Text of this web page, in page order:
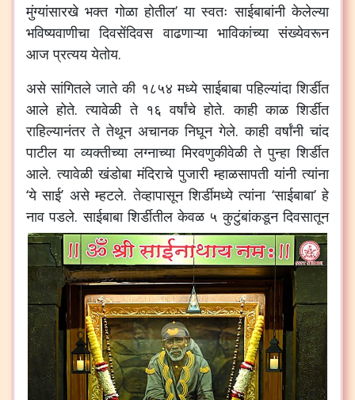
मुंग्यांसारखे भक्त गोळा होतील’ या स्वतः साईबाबांनी केलेल्या
भविष्यवाणीचा दिवसेंदिवस वाढणाऱ्या भाविकांच्या संख्येवरून
आज प्रत्यय येतोय.
असे सांगितले जाते की १८५४ मध्ये साईबाबा पहिल्यांदा शिर्डीत
आले होते. त्यावेळी ते १६ वर्षांचे होते. काही काळ शिर्डीत
राहिल्यानंतर ते तेथून अचानक निघून गेले. काही वर्षांनी चांद
पाटील या व्यक्तीच्या लग्नाच्या मिरवणुकीवेळी ते पुन्हा शिर्डीत
आले. त्यावेळी खंडोबा मंदिराचे पुजारी म्हाळसापती यांनी त्यांना
‘ये साई’ असे म्हटले. तेव्हापासून शिर्डीमध्ये त्यांना ‘साईबाबा’ हे
नाव पडले.साईबाबा शिर्डीतील केवळ ५ कुटुंबांकडून दिवसातून